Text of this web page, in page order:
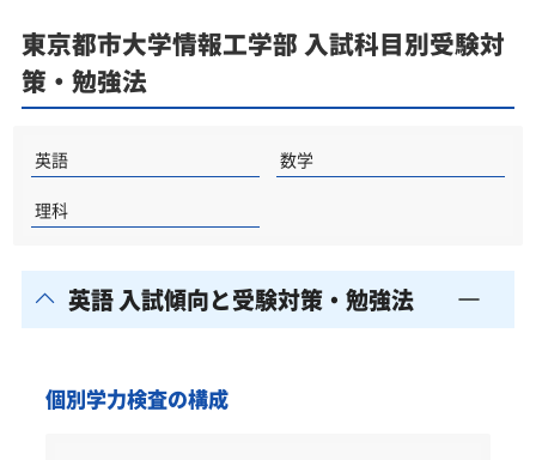
東京都市大学情報工学部の周辺地図
「東京都市大学情報工学部に受かる気がしない」と
やる気をなくしている受験生へ
受験勉強を始めるのが遅くても東京都市大学情報工
学部に合格できる？
大学受験対策いつから始める？学年・時期別の勉強
不登校・高卒認定者・通信制高校の東京都市大学情
報工学部受験も対応可能
に向けた受験対策も実施
東京都市大学情報工学部 入試科目別受験対
策・勉強法
英語 数学
理科
英語 入試傾向と受験対策・勉強法
個別学力検査の構成